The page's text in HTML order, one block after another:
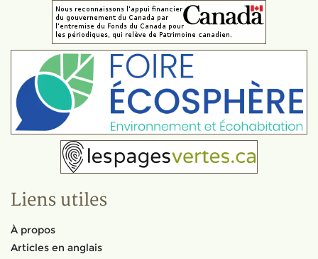
Liens utiles
À propos
Articles en anglais